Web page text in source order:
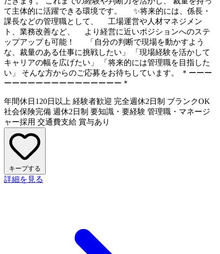
て主体的に活躍できる環境です。 ✨将来的には、係長・
課長などの管理職として、 工場運営や人材マネジメン
ト、業務改善など、 より経営に近いポジションへのステ
ップアップも可能！ 「自分の判断で現場を動かすよう
な、裁量のある仕事に挑戦したい」 「現場経験を活かして
キャリアの幅を広げたい」 「将来的には管理職を目指した
い」 そんな方からのご応募をお待ちしています。 ＊ーーー
ーーーーーーーーーーーーーーー＊
年間休日120日以上 経験者歓迎 完全週休2日制 ブランクOK
社会保険完備 週休2日制 要知識・要経験 管理職・マネージ
ャー採用 交通費支給 賞与あり
キープする
詳細を見る